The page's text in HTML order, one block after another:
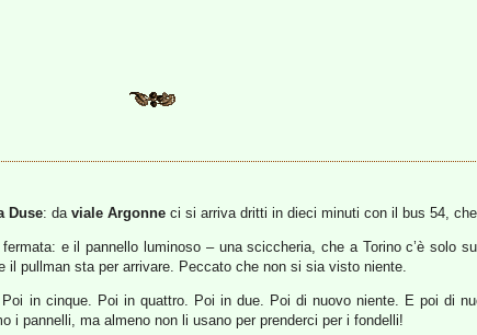
Duse: da viale Argonne ci si arriva dritti in dieci minuti con il bus 54, che
e il pannello luminoso – una sciccheria, che a Torino c’è solo
pullman sta per arrivare. Peccato che non si sia visto niente.
in cinque. Poi in quattro. Poi in due. Poi di nuovo niente. E poi di
i pannelli, ma almeno non li usano per prenderci per i fondelli!